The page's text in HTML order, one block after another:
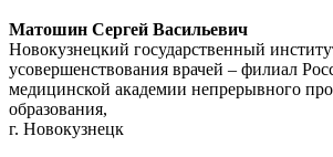
Матошин Сергей Васильевич
Новокузнецкий государственный
усовершенствования врачей – филиал
медицинской академии непрерывного
образования,
г. Новокузнецк